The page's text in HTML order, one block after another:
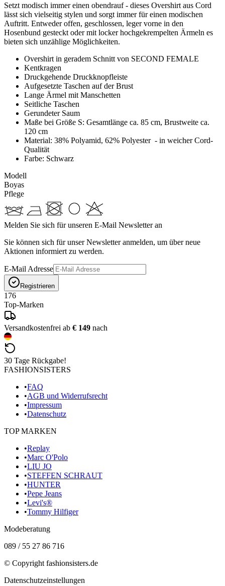
Setzt modisch immer einen obendrauf - dieses Overshirt aus Cord
lässt sich vielseitig stylen und sorgt immer für einen modischen
Auftritt. Entweder offen, geschlossen, leger vorne in den
Hosenbund gesteckt oder mit locker hochgekrempelten Ärmeln es
bieten sich unzählige Möglichkeiten.
Overshirt in geradem Schnitt von SECOND FEMALE
Kentkragen
Druckgehende Druckknopfleiste
Aufgesetzte Taschen auf der Brust
Lange Ärmel mit Manschetten
Seitliche Taschen
Gerundeter Saum
Maße bei Größe S: Gesamtlänge ca. 85 cm, Brustweite ca.
120 cm
Material: 38% Polyamid, 62% Polyester - in weicher Cord-
Qualität
Farbe: Schwarz
Modell
Boyas
Pflege
Melden Sie sich für unseren E-Mail Newsletter an
Sie können sich für unser Newsletter anmelden, um über neue
Aktionen informiert zu werden.
E-Mail Adresse
Registrieren
176
Top-Marken
Versandkostenfrei ab € 149 nach
30 Tage Rückgabe!
FASHIONSISTERS
•FAQ
•AGB und Widerrufsrecht
•Impressum
•Datenschutz
TOP MARKEN
•Replay
•Marc O'Polo
•LIU JO
•STEFFEN SCHRAUT
•HUNTER
•Pepe Jeans
•Levi's®
•Tommy Hilfiger
Modeberatung
089 / 55 27 86 716
© Copyright fashionsisters.de
Datenschutzeinstellungen